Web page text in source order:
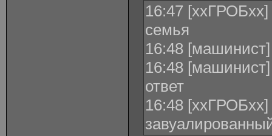
16:47
семья
16:48
16:48
ответ
16:48